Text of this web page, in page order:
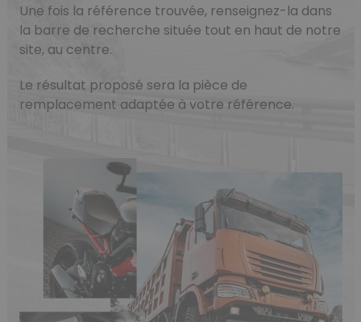
Une fois la référence trouvée, renseignez-la dans
la barre de recherche située tout en haut de notre
site, au centre.
Le résultat proposé sera la pièce de
remplacement adaptée à votre référence.